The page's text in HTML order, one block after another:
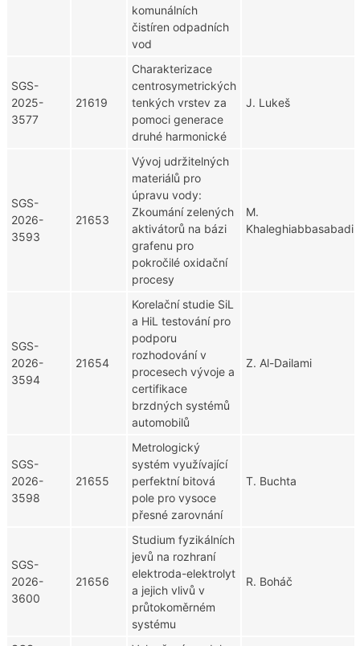
komunálních
čistíren odpadních
vod
SGS-
2025-
3577
21619
Charakterizace
centrosymetrických
tenkých vrstev za
pomoci generace
druhé harmonické
J. Lukeš
SGS-
2026-
3593
21653
Vývoj udržitelných
materiálů pro
úpravu vody:
Zkoumání zelených
aktivátorů na bázi
grafenu pro
pokročilé oxidační
procesy
M.
Khaleghiabbasabadi
SGS-
2026-
3594
21654
Korelační studie SiL
a HiL testování pro
podporu
rozhodování v
procesech vývoje a
certifikace
brzdných systémů
automobilů
Z. Al-Dailami
SGS-
2026-
3598
21655
Metrologický
systém využívající
perfektní bitová
pole pro vysoce
přesné zarovnání
T. Buchta
SGS-
2026-
3600
21656
Studium fyzikálních
jevů na rozhraní
elektroda-elektrolyt
a jejich vlivů v
průtokoměrném
systému
R. Boháč